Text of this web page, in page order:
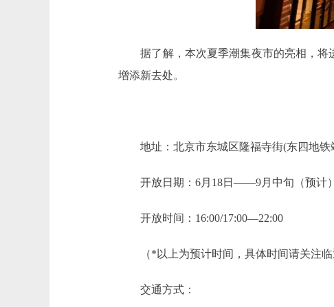
据了解，本次夏季潮集夜市的亮相，将
增添新去处。
地址：北京市东城区隆福寺街(东四地铁
开放日期：6月18日——9月中旬（预计）
开放时间：16:00/17:00—22:00
（*以上为预计时间，具体时间请关注临
交通方式：